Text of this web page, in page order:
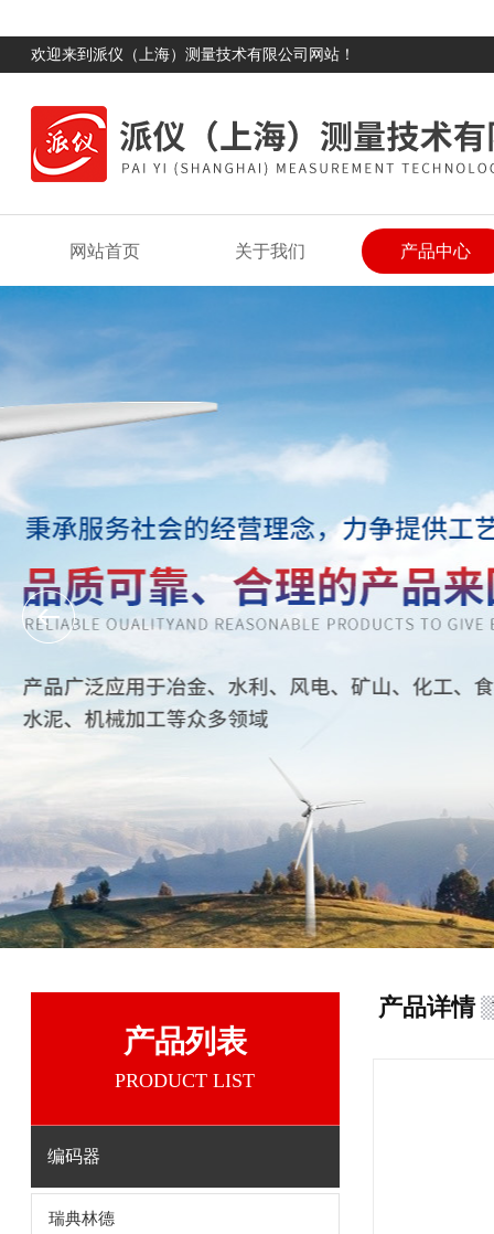
欢迎来到派仪（上海）测量技术有限公司网站！
网站首页 关于我们 产品中心
产品列表
PRODUCT LIST
编码器
瑞典林德
产品详情